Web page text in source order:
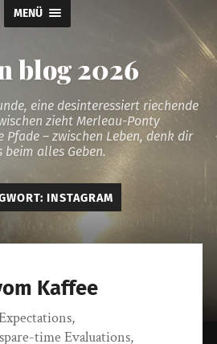
MENÜ
blog 2026
eine desinteressiert riechende
zieht Merleau-Ponty
Pfade – zwischen Leben, denk dir
beim alles Geben.
INSTAGRAM
Kaffee
time Evaluations,